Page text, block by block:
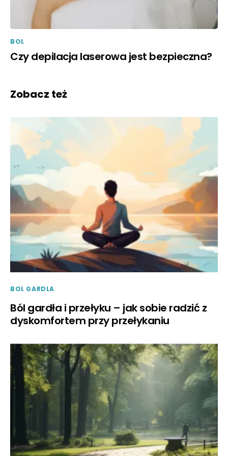
BOL
Czy depilacja laserowa jest bezpieczna?
Zobacz też
BOL GARDLA
Ból gardła i przełyku – jak sobie radzić z
dyskomfortem przy przełykaniu